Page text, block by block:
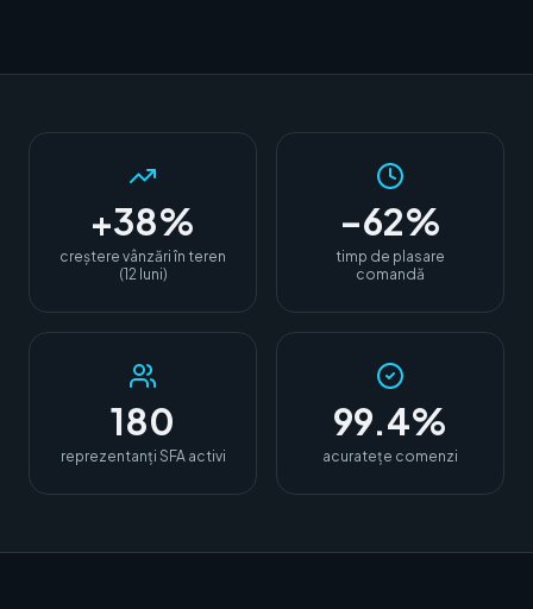
+38%
creștere vânzări în teren
(12 luni)
–62%
timp de plasare
comandă
180
reprezentanți SFA activi
99.4%
acuratețe comenzi